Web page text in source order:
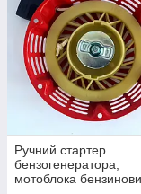
Ручний стартер
бензогенератора,
мотоблока